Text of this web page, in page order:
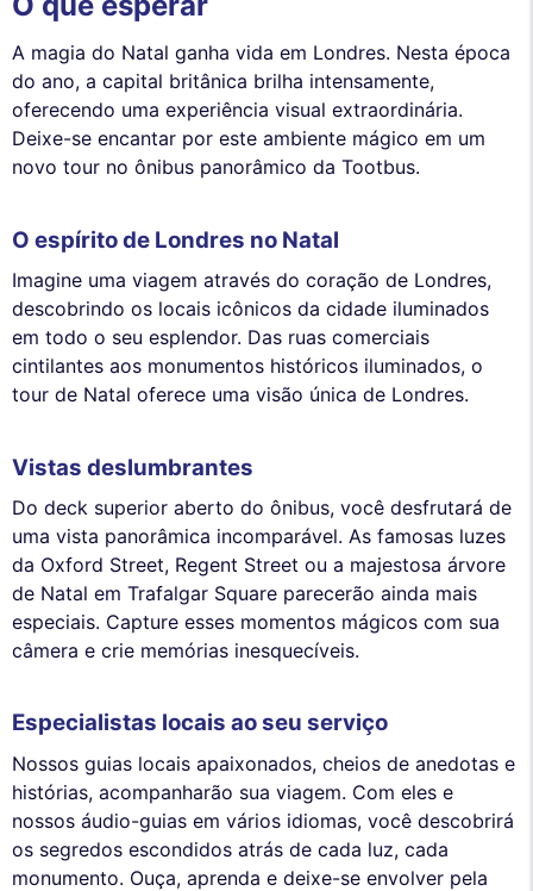
A magia do Natal ganha vida em Londres. Nesta época
do ano, a capital britânica brilha intensamente,
oferecendo uma experiência visual extraordinária.
Deixe-se encantar por este ambiente mágico em um
novo tour no ônibus panorâmico da Tootbus.
O espírito de Londres no Natal
Imagine uma viagem através do coração de Londres,
descobrindo os locais icônicos da cidade iluminados
em todo o seu esplendor. Das ruas comerciais
cintilantes aos monumentos históricos iluminados, o
tour de Natal oferece uma visão única de Londres.
Vistas deslumbrantes
Do deck superior aberto do ônibus, você desfrutará de
uma vista panorâmica incomparável. As famosas luzes
da Oxford Street, Regent Street ou a majestosa árvore
de Natal em Trafalgar Square parecerão ainda mais
especiais. Capture esses momentos mágicos com sua
câmera e crie memórias inesquecíveis.
Especialistas locais ao seu serviço
Nossos guias locais apaixonados, cheios de anedotas e
histórias, acompanharão sua viagem. Com eles e
nossos áudio-guias em vários idiomas, você descobrirá
os segredos escondidos atrás de cada luz, cada
monumento. Ouça, aprenda e deixe-se envolver pela